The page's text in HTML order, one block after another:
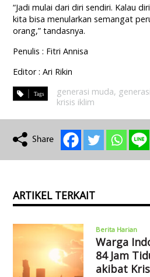
“Jadi mulai dari diri sendiri. Kalau
kita bisa menularkan semangat
orang,” tandasnya.
Penulis : Fitri Annisa
Editor : Ari Rikin
generasi muda,
krisis iklim
ARTIKEL TERKAIT
Berita Harian
Warga
84 Jam
akibat